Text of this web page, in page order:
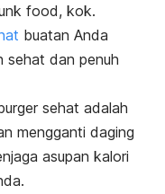
food, kok.
buatan Anda
sehat dan penuh
sehat adalah
mengganti daging
asupan kalori